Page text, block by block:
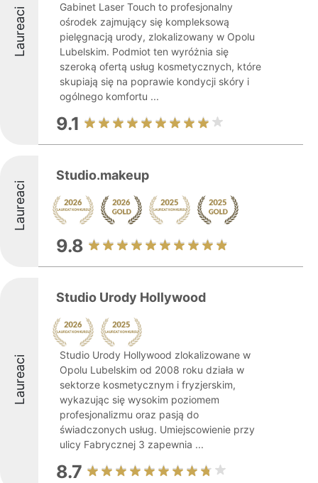
Laureaci
Gabinet Laser Touch to profesjonalny
ośrodek zajmujący się kompleksową
pielęgnacją urody, zlokalizowany w Opolu
Lubelskim. Podmiot ten wyróżnia się
szeroką ofertą usług kosmetycznych, które
skupiają się na poprawie kondycji skóry i
ogólnego komfortu ...
9.1
Laureaci
Studio.makeup
9.8
Laureaci
Studio Urody Hollywood
Studio Urody Hollywood zlokalizowane w
Opolu Lubelskim od 2008 roku działa w
sektorze kosmetycznym i fryzjerskim,
wykazując się wysokim poziomem
profesjonalizmu oraz pasją do
świadczonych usług. Umiejscowienie przy
ulicy Fabrycznej 3 zapewnia ...
8.7